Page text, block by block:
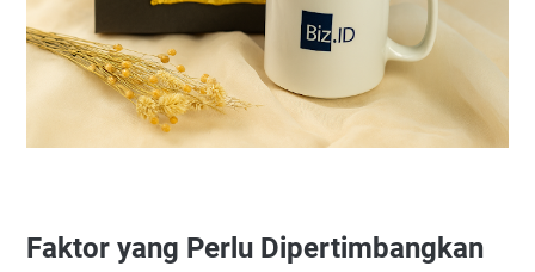
Faktor yang Perlu Dipertimbangkan